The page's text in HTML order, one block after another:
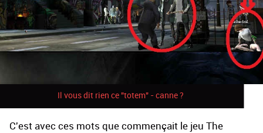
Il vous dit rien ce "totem" - canne ?
C'est avec ces mots que commençait le jeu The